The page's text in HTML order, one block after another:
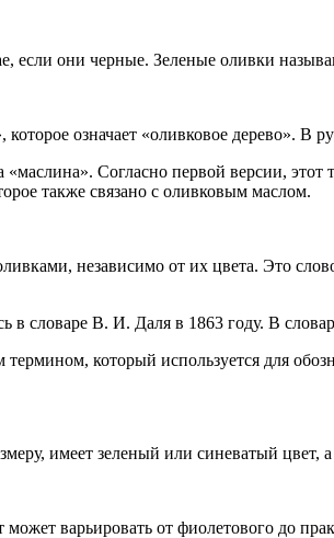
если они черные. Зеленые оливки
означает «оливковое дерево». В
Согласно первой версии,
также связано с оливковым маслом.
независимо от их цвета. Это
в словаре В. И. Даля в 1863 году. В
который используется для
имеет зеленый или синеватый цвет, а
варьировать от фиолетового до